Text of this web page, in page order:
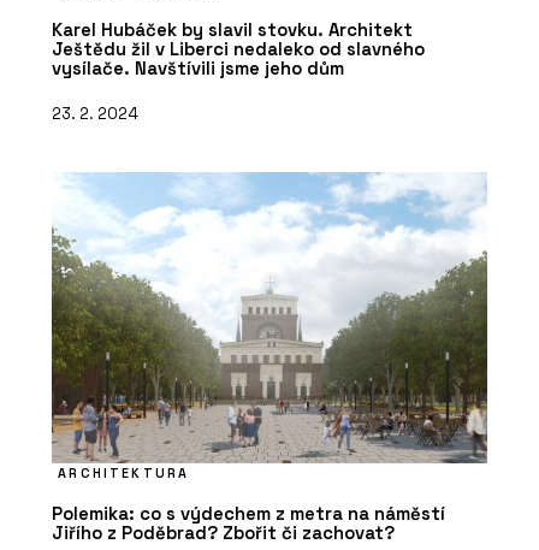
Karel Hubáček by slavil stovku. Architekt
Ještědu žil v Liberci nedaleko od slavného
vysílače. Navštívili jsme jeho dům
23. 2. 2024
ARCHITEKTURA
Polemika: co s výdechem z metra na náměstí
Jiřího z Poděbrad? Zbořit či zachovat?